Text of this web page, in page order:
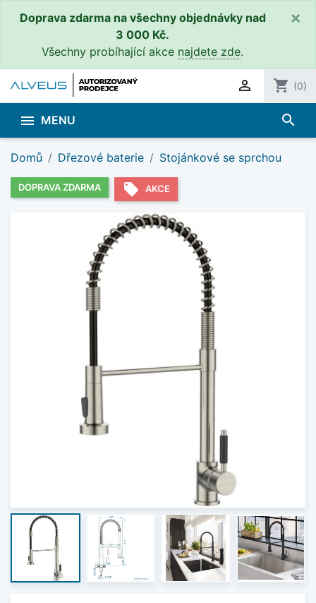
Doprava zdarma na všechny objednávky nad
3 000 Kč.
Všechny probíhající akce najdete zde.
×
 shopping_cart (0)
 MENU search
Domů Dřezové baterie Stojánkové se sprchou
DOPRAVA ZDARMA local_offer AKCE